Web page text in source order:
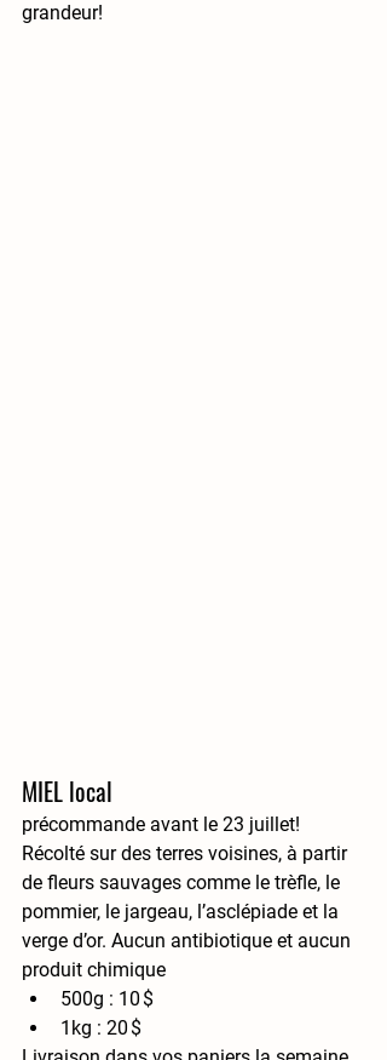
grandeur!
MIEL local
précommande avant le 23 juillet!
Récolté sur des terres voisines, à partir
de fleurs sauvages comme le trèfle, le
pommier, le jargeau, l’asclépiade et la
verge d’or. Aucun antibiotique et aucun
produit chimique
500g : 10 $
1kg : 20 $